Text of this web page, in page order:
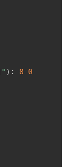
) : 8
0